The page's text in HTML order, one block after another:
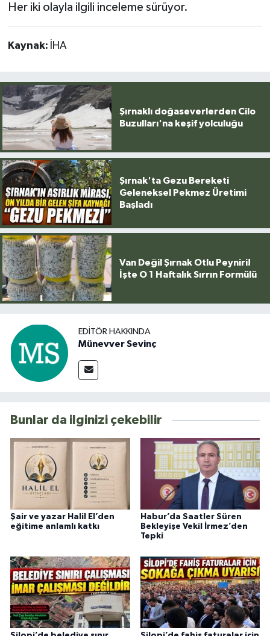
Her iki olayla ilgili inceleme sürüyor.
Kaynak: İHA
Şırnaklı doğaseverlerden Cilo
Buzulları'na keşif yolculuğu
Şırnak'ta Gezu Bereketi
Geleneksel Pekmez Üretimi
Başladı
Van Değil Şırnak Otlu Peyniri!
İşte O 1 Haftalık Sırrın Formülü
EDITÖR HAKKINDA
Münevver Sevinç
Bunlar da ilginizi çekebilir
Şair ve yazar Halil El’den
eğitime anlamlı katkı
Habur’da Saatler Süren
Bekleyişe Vekil İrmez’den
Tepki